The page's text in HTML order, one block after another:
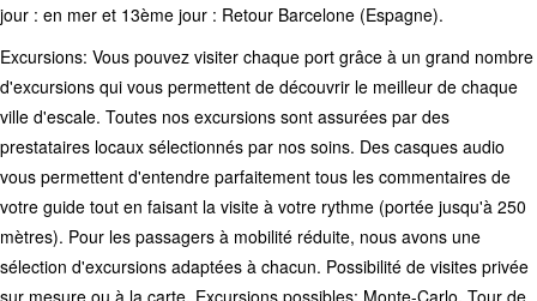
jour : en mer et 13ème jour : Retour Barcelone (Espagne).
Excursions: Vous pouvez visiter chaque port grâce à un grand nombre
d'excursions qui vous permettent de découvrir le meilleur de chaque
ville d'escale. Toutes nos excursions sont assurées par des
prestataires locaux sélectionnés par nos soins. Des casques audio
vous permettent d'entendre parfaitement tous les commentaires de
votre guide tout en faisant la visite à votre rythme (portée jusqu'à 250
mètres). Pour les passagers à mobilité réduite, nous avons une
sélection d'excursions adaptées à chacun. Possibilité de visites privée
sur mesure ou à la carte. Excursions possibles: Monte-Carlo, Tour de